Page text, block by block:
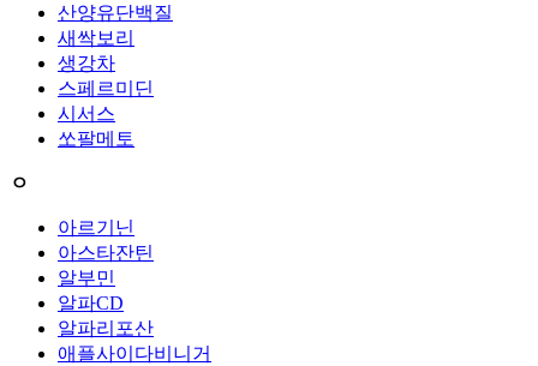
산양유단백질
새싹보리
생강차
스페르미딘
시서스
쏘팔메토
ㅇ
아르기닌
아스타잔틴
알부민
알파CD
알파리포산
애플사이다비니거